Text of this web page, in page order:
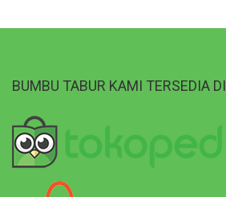
BUMBU TABUR KAMI TERSEDIA DI